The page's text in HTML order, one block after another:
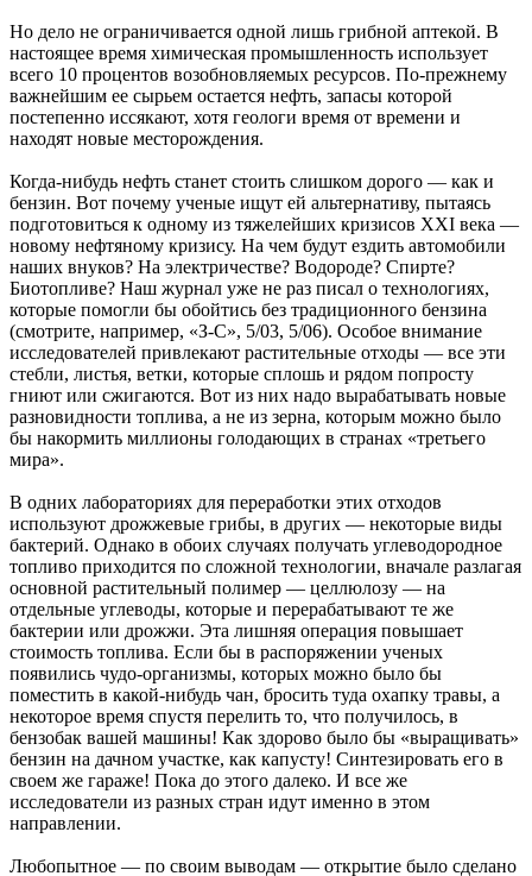
Но дело не ограничивается одной лишь грибной аптекой. В
настоящее время химическая промышленность использует
всего 10 процентов возобновляемых ресурсов. По-прежнему
важнейшим ее сырьем остается нефть, запасы которой
постепенно иссякают, хотя геологи время от времени и
находят новые месторождения.
Когда-нибудь нефть станет стоить слишком дорого — как и
бензин. Вот почему ученые ищут ей альтернативу, пытаясь
подготовиться к одному из тяжелейших кризисов XXI века —
новому нефтяному кризису. На чем будут ездить автомобили
наших внуков? На электричестве? Водороде? Спирте?
Биотопливе? Наш журнал уже не раз писал о технологиях,
которые помогли бы обойтись без традиционного бензина
(смотрите, например, «З-С», 5/03, 5/06). Особое внимание
исследователей привлекают растительные отходы — все эти
стебли, листья, ветки, которые сплошь и рядом попросту
гниют или сжигаются. Вот из них надо вырабатывать новые
разновидности топлива, а не из зерна, которым можно было
бы накормить миллионы голодающих в странах «третьего
мира».
В одних лабораториях для переработки этих отходов
используют дрожжевые грибы, в других — некоторые виды
бактерий. Однако в обоих случаях получать углеводородное
топливо приходится по сложной технологии, вначале разлагая
основной растительный полимер — целлюлозу — на
отдельные углеводы, которые и перерабатывают те же
бактерии или дрожжи. Эта лишняя операция повышает
стоимость топлива. Если бы в распоряжении ученых
появились чудо-организмы, которых можно было бы
поместить в какой-нибудь чан, бросить туда охапку травы, а
некоторое время спустя перелить то, что получилось, в
бензобак вашей машины! Как здорово было бы «выращивать»
бензин на дачном участке, как капусту! Синтезировать его в
своем же гараже! Пока до этого далеко. И все же
исследователи из разных стран идут именно в этом
направлении.
Любопытное — по своим выводам — открытие было сделано